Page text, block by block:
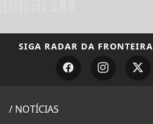
SIGA RADAR DA FRONTEIRA
/ NOTÍCIAS